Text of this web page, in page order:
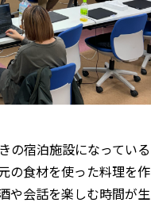
の宿泊施設になっている
の食材を使った料理を作
や会話を楽しむ時間が生